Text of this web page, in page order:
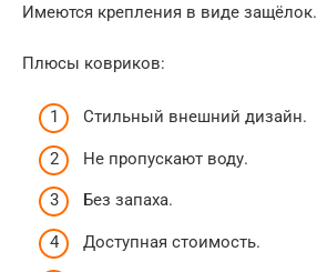
Имеются крепления в виде защёлок.
Плюсы ковриков:
Стильный внешний дизайн.
Не пропускают воду.
Без запаха.
Доступная стоимость.